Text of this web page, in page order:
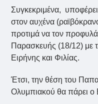
Συγκεκριμένα,
στον αυχένα
προτιμά να τον
Παρασκευής (18/12) με
Ειρήνης και Φιλίας.
Έτσι, την θέση του
Ολυμπιακού θα πάρει